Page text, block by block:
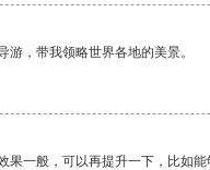
游，带我领略世界各地的美景。
果一般，可以再提升一下，比如能